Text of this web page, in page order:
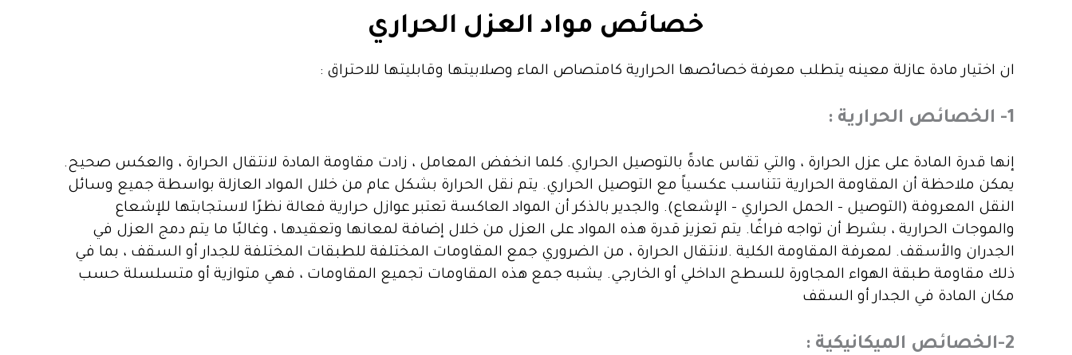
r
خصائص مواد العزل الحراري
ان اختيار مادة عازلة معينه يتطلب معرفة خصائصها الحرارية كامتصاص الماء وصلابيتها وقابليتها للاحتراق :
1- الخصائص الحرارية :
إنها قدرة المادة على عزل الحرارة ، والتي تقاس عادةً بالتوصيل الحراري. كلما انخفض المعامل ، زادت مقاومة المادة لانتقال الحرارة ، والعكس صحيح.
يمكن ملاحظة أن المقاومة الحرارية تتناسب عكسياً مع التوصيل الحراري. يتم نقل الحرارة بشكل عام من خلال المواد العازلة بواسطة جميع وسائل
النقل المعروفة (التوصيل – الحمل الحراري – الإشعاع). والجدير بالذكر أن المواد العاكسة تعتبر عوازل حرارية فعالة نظرًا لاستجابتها للإشعاع
والموجات الحرارية ، بشرط أن تواجه فراغًا. يتم تعزيز قدرة هذه المواد على العزل من خلال إضافة لمعانها وتعقيدها ، وغالبًا ما يتم دمج العزل في
الجدران والأسقف. لمعرفة المقاومة الكلية .لانتقال الحرارة ، من الضروري جمع المقاومات المختلفة للطبقات المختلفة للجدار أو السقف ، بما في
ذلك مقاومة طبقة الهواء المجاورة للسطح الداخلي أو الخارجي. يشبه جمع هذه المقاومات تجميع المقاومات ، فهي متوازية أو متسلسلة حسب
مكان المادة في الجدار أو السقف
2-الخصائص الميكانيكية :